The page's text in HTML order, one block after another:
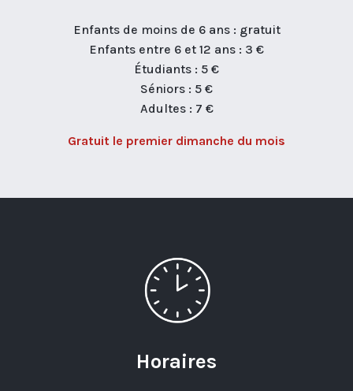
Enfants de moins de 6 ans : gratuit
Enfants entre 6 et 12 ans : 3 €
Étudiants : 5 €
Séniors : 5 €
Adultes : 7 €
Gratuit le premier dimanche du mois
Horaires